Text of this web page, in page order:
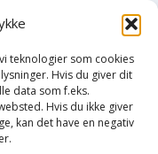
teknologier som cookies
Hvis du giver dit
data som f.eks.
Hvis du ikke giver
kan det have en negativ